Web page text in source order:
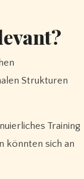
Strukturen
Training
könnten sich an